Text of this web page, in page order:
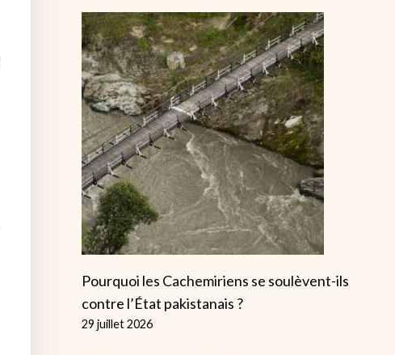
Pourquoi les Cachemiriens se soulèvent-ils
contre l’État pakistanais ?
29 juillet 2026